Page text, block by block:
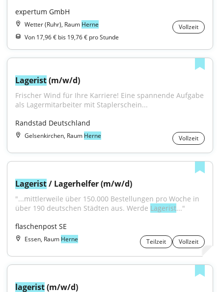
expertum GmbH
Wetter (Ruhr), Raum Herne
Vollzeit
Von 17,96 € bis 19,76 € pro Stunde
Lagerist (m/w/d)
Frischer Wind für Ihre Karriere! Eine spannende Aufgabe
als Lagermitarbeiter mit Staplerschein...
Randstad Deutschland
Gelsenkirchen, Raum Herne Vollzeit
Lagerist / Lagerhelfer (m/w/d)
"...mittlerweile über 150.000 Bestellungen pro Woche in
über 190 deutschen Städten aus. Werde Lagerist..."
flaschenpost SE
Essen, Raum Herne Teilzeit Vollzeit
lagerist (m/w/d)